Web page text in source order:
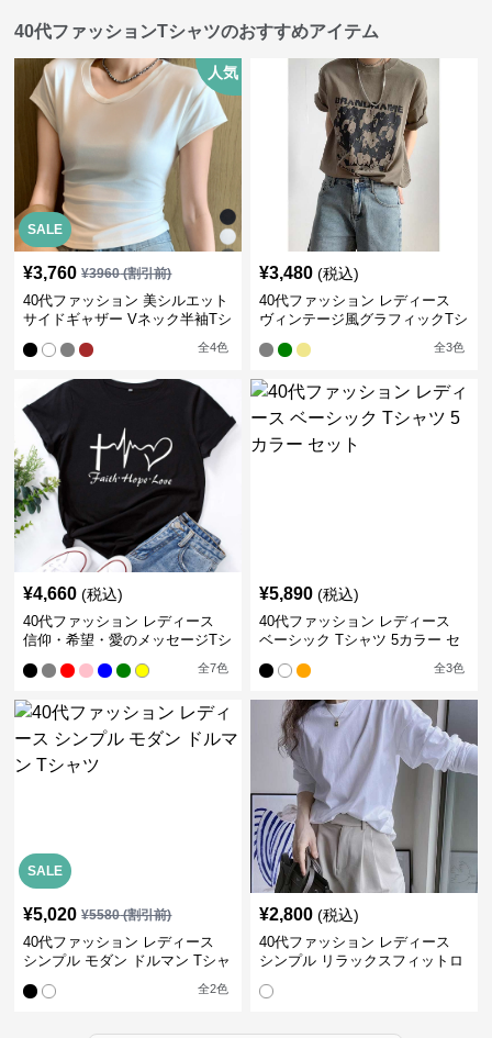
40代ファッションTシャツのおすすめアイテム
SALE
人気
¥3,760 ¥3960(割引前)
40代ファッション 美シルエット
サイドギャザー Vネック半袖Tシ
全4色
¥3,480 (税込)
40代ファッション レディース
ヴィンテージ風グラフィックTシ
全3色
¥4,660 (税込)
40代ファッション レディース
信仰・希望・愛のメッセージTシ
全7色
¥5,890 (税込)
40代ファッション レディース
ベーシック Tシャツ 5カラー セ
全3色
SALE
¥5,020 ¥5580(割引前)
40代ファッション レディース
シンプル モダン ドルマン Tシャ
全2色
¥2,800 (税込)
40代ファッション レディース
シンプル リラックスフィットロ